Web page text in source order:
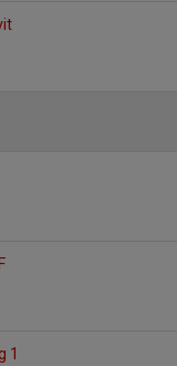
1